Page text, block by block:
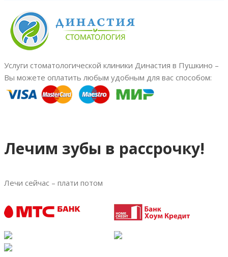
Услуги стоматологической клиники Династия в Пушкино –
Вы можете оплатить любым удобным для вас способом:
Лечим зубы в рассрочку!
Лечи сейчас – плати потом